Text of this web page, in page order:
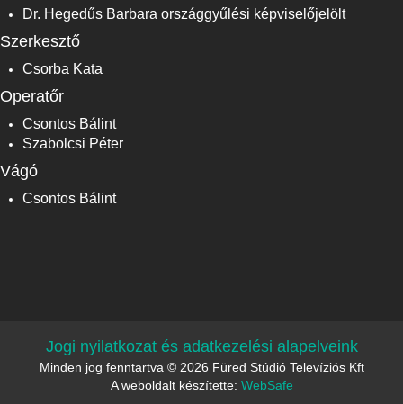
Dr. Hegedűs Barbara országgyűlési képviselőjelölt
Szerkesztő
Csorba Kata
Operatőr
Csontos Bálint
Szabolcsi Péter
Vágó
Csontos Bálint
Jogi nyilatkozat és adatkezelési alapelveink
Minden jog fenntartva © 2026 Füred Stúdió Televíziós Kft
A weboldalt készítette: WebSafe